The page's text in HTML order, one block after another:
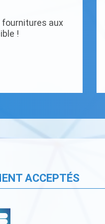
fournitures aux
!
ACCEPTÉS